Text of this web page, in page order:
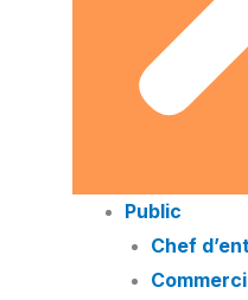
Public
Chef